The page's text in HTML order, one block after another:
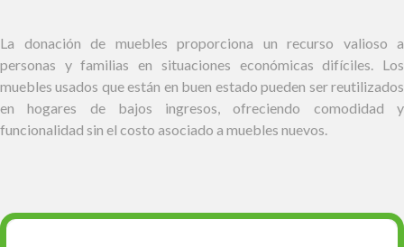
La donación de muebles proporciona un recurso valioso a
personas y familias en situaciones económicas difíciles. Los
muebles usados que están en buen estado pueden ser reutilizados
en hogares de bajos ingresos, ofreciendo comodidad y
funcionalidad sin el costo asociado a muebles nuevos.